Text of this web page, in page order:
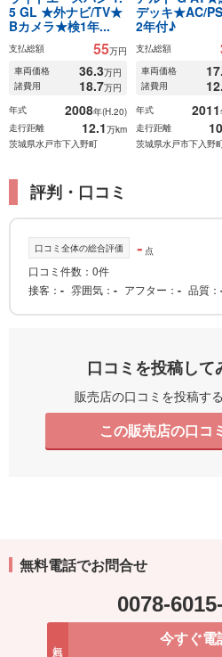
5 GL ★外ナビ/TV★
Bカメラ★検1年...
支払総額 55万円
車両価格
36.3万円
諸費用
18.7万円
年式
2008年(H.20)
走行距離
12.1万km
茨城県水戸市下入野町
デッキ★AC/
2年付♪
支払総額
車両価格
諸費用
年式
2011
走行距離
茨城県水戸市下入野
評判・口コミ
口コミ全体の総合評価 - 点
口コミ件数：0件
接客
- 雰囲気 - アフター - 品質
口コミを投稿して
販売店の口コミを投稿す
この販売店の口コ
無料電話でお問合せ
0078-
今すぐ電